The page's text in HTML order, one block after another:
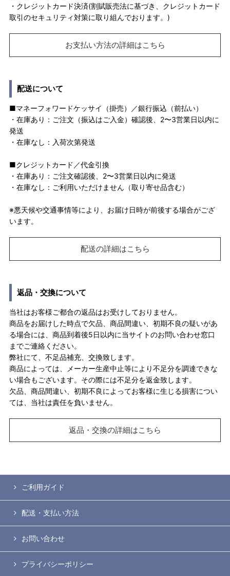
・クレジットカード決済(割賦販売法に基づき、クレジットカード
取引のセキュリティ対策に取り組んでおります。)
お支払い方法の詳細はこちら
配送について
■マネーフォワードケッサイ（掛売）／銀行振込（前払い）
・在庫あり：ご注文（振込はご入金）確認後、2〜3営業日以内に
発送
・在庫なし：入荷次第発送
■クレジットカード／代金引換
・在庫あり：ご注文確認後、2〜3営業日以内に発送
・在庫なし：ご利用いただけません（取り寄せ品含む）
※悪天候や交通事情等により、お届け日時が前後する場合がござ
います。
配送の詳細はこちら
返品・交換について
当社はお客様ご都合の返品はお受けしておりません。
商品をお届けした時点で欠品、商品間違い、初期不良の疑いがあ
る場合には、商品到着後5日以内に当サイトのお問い合わせ窓口
までご連絡ください。
弊社にて、不足品補充、交換致します。
商品によっては、メーカー生産中止等により不足分を調達できな
い場合もございます。その際には不足分を返金致します。
欠品、商品間違い、初期不良によってお客様に生じる損害につい
ては、当社は責任を負いません。
返品・交換の詳細はこちら
ご利用ガイド
配送・支払い方法
お問い合わせ
プライバシーポリシー